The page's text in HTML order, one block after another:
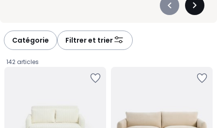
Précédent
Catégorie Filtrer et trier
142 articles